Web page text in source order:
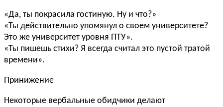
«Да, ты покрасила гостиную. Ну и что?»
«Ты действительно упомянул о своем университете?
Это же университет уровня ПТУ».
«Ты пишешь стихи? Я всегда считал это пустой тратой
времени».
Принижение
Некоторые вербальные обидчики делают